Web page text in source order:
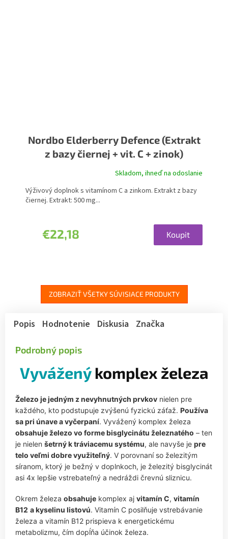
Nordbo Elderberry Defence (Extrakt
z bazy čiernej + vit. C + zinok)
Skladom, ihneď na odoslanie
€22,18 Koupit
Výživový doplnok s vitamínom C a zinkom. Extrakt z bazy
čiernej. Extrakt: 500 mg...
ZOBRAZIŤ VŠETKY SÚVISIACE PRODUKTY
Popis Hodnotenie Diskusia Značka
Podrobný popis
Vyváženýkomplex železa
Železo je jedným z nevyhnutných prvkov nielen pre
každého, kto podstupuje zvýšenú fyzickú záťaž. Používa
sa pri únave a vyčerpaní. Vyvážený komplex železa
obsahuje železo vo forme bisglycinátu železnatého – ten
je nielen šetrný k tráviacemu systému, ale navyše je pre
telo veľmi dobre využiteľný. V porovnaní so železitým
síranom, ktorý je bežný v doplnkoch, je železitý bisglycinát
asi 4x lepšie vstrebateľný a nedráždi črevnú sliznicu.
Okrem železa obsahuje komplex aj vitamín C, vitamín
B12 a kyselinu listovú. Vitamín C posilňuje vstrebávanie
železa a vitamín B12 prispieva k energetickému
metabolizmu, čím dopĺňa účinok železa.